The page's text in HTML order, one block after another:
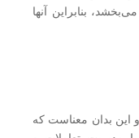
بنابراین آنها
و این بدان معناست که